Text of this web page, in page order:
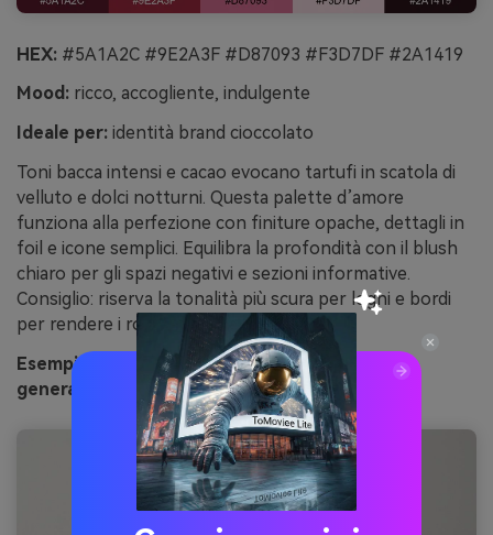
HEX: #5A1A2C #9E2A3F #D87093 #F3D7DF #2A1419
Mood: ricco, accogliente, indulgente
Ideale per: identità brand cioccolato
Toni bacca intensi e cacao evocano tartufi in scatola di
velluto e dolci notturni. Questa palette d’amore
funziona alla perfezione con finiture opache, dettagli in
foil e icone semplici. Equilibra la profondità con il blush
chiaro per gli spazi negativi e sezioni informative.
Consiglio: riserva la tonalità più scura per loghi e bordi
per rendere i rosa ancora più dolci.
Esempio di immagine tartufo ai frutti di bosco
generata con media.io